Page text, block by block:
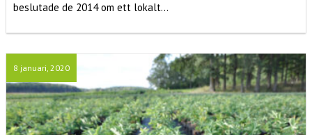
beslutade de 2014 om ett lokalt...
8 januari, 2020